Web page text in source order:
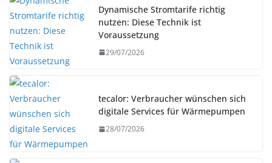
Dynamische Stromtarife richtig
nutzen: Diese Technik ist
Voraussetzung
29/07/2026
tecalor: Verbraucher wünschen sich
digitale Services für Wärmepumpen
28/07/2026